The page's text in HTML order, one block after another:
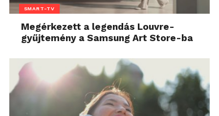
SMART-TV
Megérkezett a legendás Louvre-
gyűjtemény a Samsung Art Store-ba